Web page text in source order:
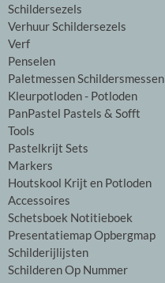
Schildersezels
Verhuur Schildersezels
Verf
Penselen
Paletmessen Schildersmessen
Kleurpotloden - Potloden
PanPastel Pastels & Sofft
Tools
Pastelkrijt Sets
Markers
Houtskool Krijt en Potloden
Accessoires
Schetsboek Notitieboek
Presentatiemap Opbergmap
Schilderijlijsten
Schilderen Op Nummer